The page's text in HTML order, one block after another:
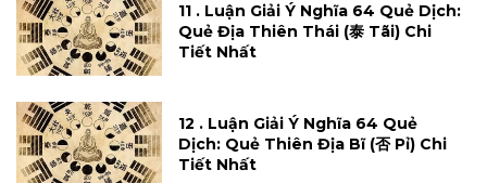
11 . Luận Giải Ý Nghĩa 64 Quẻ Dịch:
Quẻ Địa Thiên Thái (泰 Tãi) Chi
Tiết Nhất
12 . Luận Giải Ý Nghĩa 64 Quẻ
Dịch: Quẻ Thiên Địa Bĩ (否 Pỉ) Chi
Tiết Nhất